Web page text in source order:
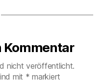
Kommentar
nicht veröffentlicht.
mit * markiert